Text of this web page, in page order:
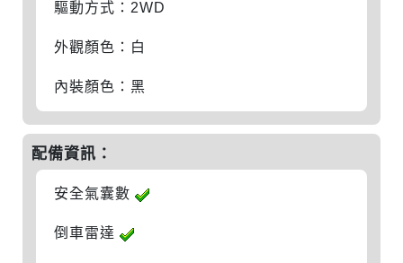
驅動方式：2WD
外觀顏色：白
內裝顏色：黑
配備資訊：
安全氣囊數
倒車雷達